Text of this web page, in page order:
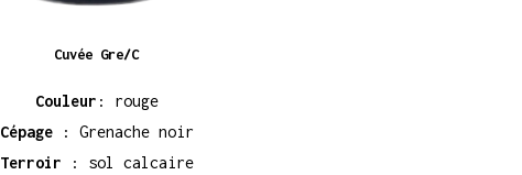
Cuvée Gre/C
Couleur : rouge
Cépage: Grenache noir
Terroir : sol calcaire